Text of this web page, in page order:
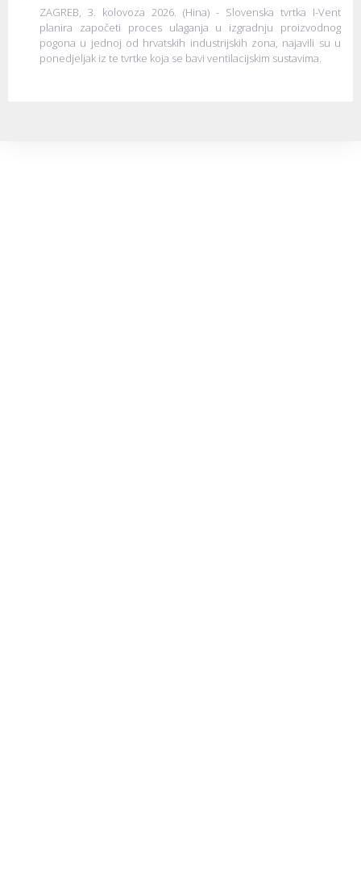
ZAGREB, 3. kolovoza 2026. (Hina) - Slovenska tvrtka I-Vent
planira započeti proces ulaganja u izgradnju proizvodnog
pogona u jednoj od hrvatskih industrijskih zona, najavili su u
ponedjeljak iz te tvrtke koja se bavi ventilacijskim sustavima.